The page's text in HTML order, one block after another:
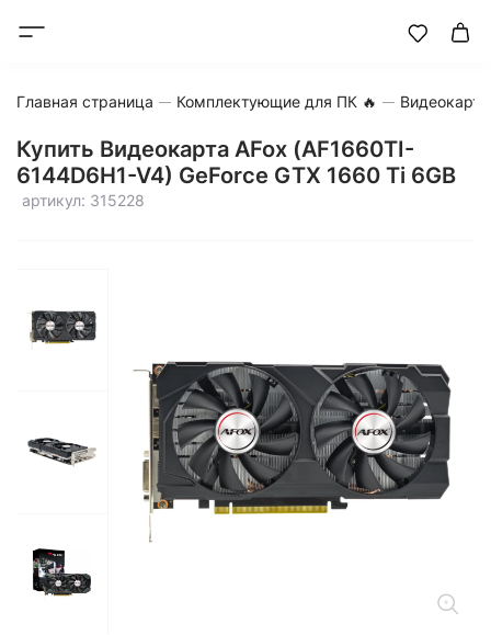
Главная страница Комплектующие для ПК 🔥 Видеокарты
Купить Видеокарта AFox (AF1660TI-
6144D6H1-V4) GeForce GTX 1660 Ti 6GB
артикул: 315228